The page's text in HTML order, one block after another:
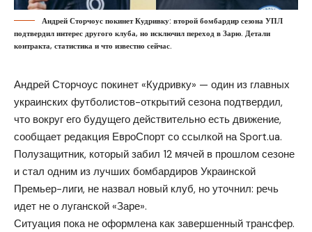
Андрей Сторчоус покинет Кудривку: второй бомбардир сезона УПЛ
подтвердил интерес другого клуба, но исключил переход в Зарю. Детали
контракта, статистика и что известно сейчас.
Андрей Сторчоус покинет «Кудривку» — один из главных
украинских футболистов-открытий сезона подтвердил,
что вокруг его будущего действительно есть движение,
сообщает редакция ЕвроСпорт со ссылкой наSport.ua.
Полузащитник, который забил 12 мячей в прошлом сезоне
и стал одним из лучших бомбардиров Украинской
Премьер-лиги, не назвал новый клуб, но уточнил: речь
идет не о луганской «Заре».
Ситуация пока не оформлена как завершенный трансфер.